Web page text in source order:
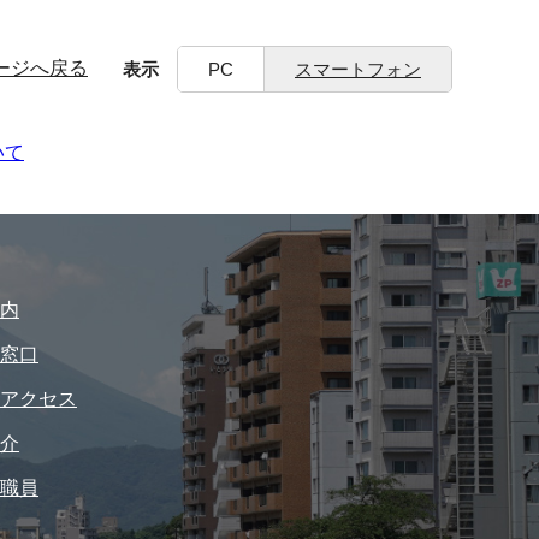
ジへ戻る 表示 PC スマートフォン
口
クセス
員